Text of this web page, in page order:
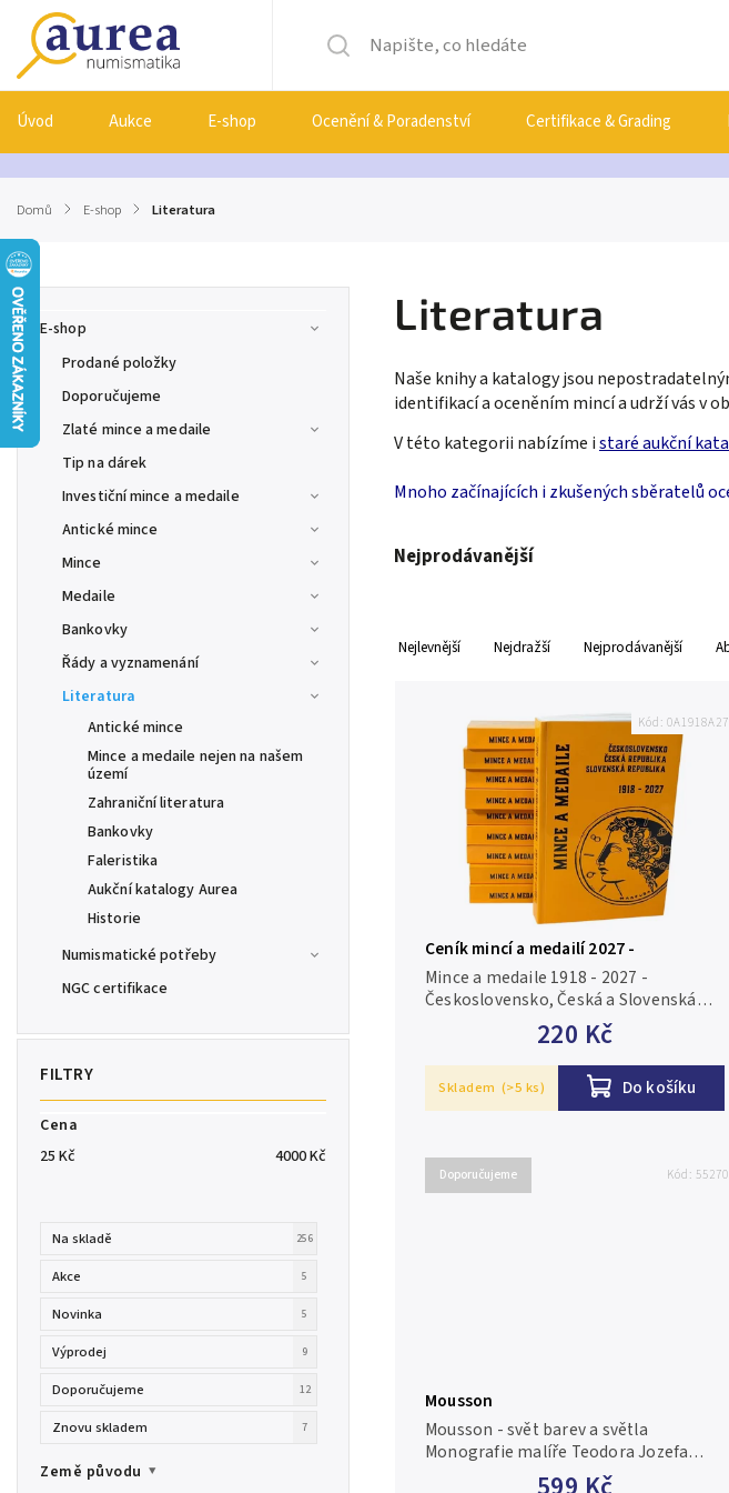
Úvod Aukce E-shop Ocenění & Poradenství Certifikace & Grading
Domů / E-shop / Literatura
E-shop
Prodané položky
Doporučujeme
Zlaté mince a medaile
Tip na dárek
Investiční mince a medaile
Antické mince
Mince
Medaile
Bankovky
Řády a vyznamenání
Literatura
Antické mince
Mince a medaile nejen na našem
území
Zahraniční literatura
Bankovky
Faleristika
Aukční katalogy Aurea
Historie
Numismatické potřeby
NGC certifikace
Cena
25 Kč 4000Kč
Na skladě 256
Akce 5
Novinka 5
Výprodej 9
Doporučujeme 12
Znovu skladem 7
Země původu
Literatura
Naše knihy a katalogy jsou
identifikací a oceněním mincí a udrží vás v
V této kategorii nabízíme istaré aukční
Mnoho začínajících i zkušených sběratelů
Nejprodávanější
Nejlevnější Nejdražší Nejprodávanější
Ceník mincí a medailí 2027 -
Československo, ČR, SR
220 Kč
Do košíku
Mince a medaile 1918 - 2027 -
Československo, Česká a Slovenská
republika Nové vydání oblíbeného
ceníku mincí a medailí od první
Československé republiky až do
současných dnů,...
Skladem (>5 ks)
Kód:0A1918A27
Doporučujeme
Mousson
Mousson - svět barev a světla
Monografie malíře Teodora Jozefa
Kód: 55270